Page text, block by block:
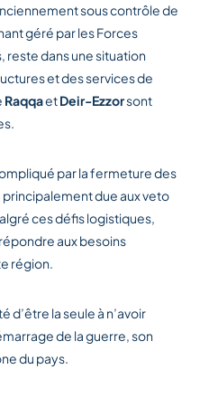
sous contrôle de
géré par les Forces
dans une situation
et des services de
RaqqaetDeir-Ezzorsont
par la fermeture des
due aux veto
ces défis logistiques,
aux besoins
région.
d’être la seule à n’avoir
de la guerre, son
du pays.